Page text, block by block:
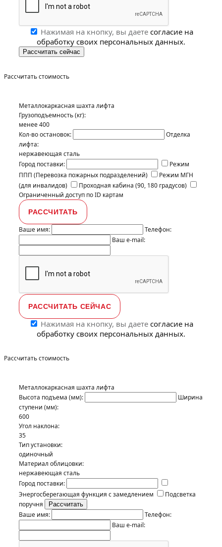
Нажимая на кнопку, вы даете согласие на
обработку своих персональных данных.
Рассчитать стоимость
Металлокаркасная шахта лифта
Грузоподъемность (кг):
менее 400
Кол-во остановок:
Отделка
лифта:
нержавеющая сталь
Город поставки:
Режим
ППП (Перевозка пожарных подразделений)
Режим МГН
(для инвалидов)
Проходная кабина (90, 180 градусов)
Ограниченный доступ по ID картам
Ваше имя:
Телефон:
Ваш e-mail:
Нажимая на кнопку, вы даете согласие на
обработку своих персональных данных.
Рассчитать стоимость
Металлокаркасная шахта лифта
Высота подъема (мм):
Ширина
ступени (мм):
600
Угол наклона:
35
Тип установки:
одиночный
Материал облицовки:
нержавеющая сталь
Город поставки:
Энергосберегающая функция с замедлением
Подсветка
поручня
Ваше имя:
Телефон:
Ваш e-mail: